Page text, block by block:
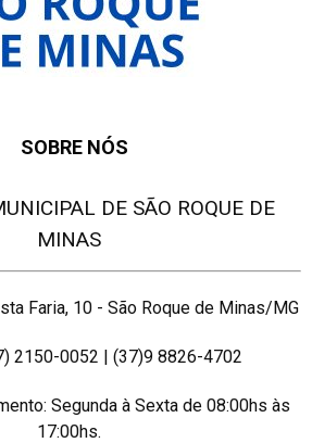
SOBRE NÓS
DE SÃO ROQUE DE
MINAS
Faria, 10 - São Roque de Minas/MG
2150-0052 | (37)9 8826-4702
Segunda à Sexta de 08:00hs às
17:00hs.